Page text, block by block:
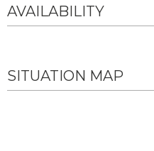
AVAILABILITY
SITUATION MAP